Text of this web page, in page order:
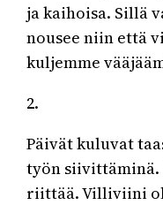
ja kaihoisa. Sillä
nousee niin että
kuljemme
2.
Päivät kuluvat
työn siivittäminä.
riittää. Villiviini